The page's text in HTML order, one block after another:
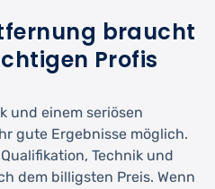
braucht
Profis
und einem seriösen
gute Ergebnisse möglich.
Technik und
dem billigsten Preis. Wenn